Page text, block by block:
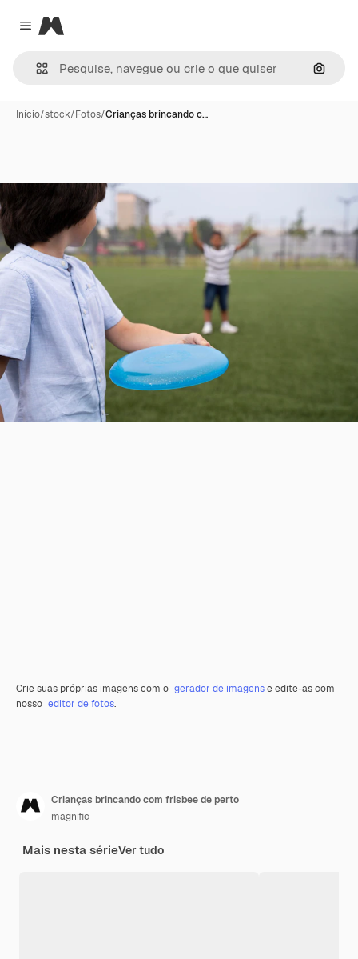
Close menu
Magnific
Início/stock/Fotos/Crianças brincando c…
Crie suas próprias imagens com o gerador de imagense edite-as com
nosso editor de fotos.
Crianças brincando com frisbee de perto
magnific
Mais nesta sérieVer tudo